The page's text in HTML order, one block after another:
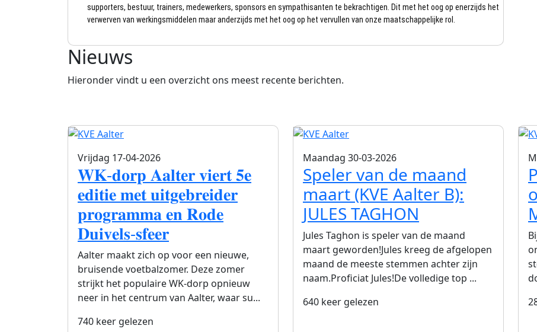
supporters, bestuur, trainers, medewerkers, sponsors en sympathisanten te bekrachtigen. Dit met het oog op enerzijds het
verwerven van werkingsmiddelen maar anderzijds met het oog op het vervullen van onze maatschappelijke rol.
Nieuws
Hieronder vindt u een overzicht ons meest recente berichten.
Vrijdag 17-04-2026
𝐖𝐊-𝐝𝐨𝐫𝐩 𝐀𝐚𝐥𝐭𝐞𝐫 𝐯𝐢𝐞𝐫𝐭 𝟓𝐞
𝐞𝐝𝐢𝐭𝐢𝐞 𝐦𝐞𝐭 𝐮𝐢𝐭𝐠𝐞𝐛𝐫𝐞𝐢𝐝𝐞𝐫
𝐩𝐫𝐨𝐠𝐫𝐚𝐦𝐦𝐚 𝐞𝐧 𝐑𝐨𝐝𝐞
𝐃𝐮𝐢𝐯𝐞𝐥𝐬-𝐬𝐟𝐞𝐞𝐫
Aalter maakt zich op voor een nieuwe,
bruisende voetbalzomer. Deze zomer
strijkt het populaire WK-dorp opnieuw
neer in het centrum van Aalter, waar su...
740 keer gelezen
Maandag 30-03-2026
Speler van de maand
maart (KVE Aalter B):
JULES TAGHON
Jules Taghon is speler van de maand
maart geworden!Jules kreeg de afgelopen
maand de meeste stemmen achter zijn
naam.Proficiat Jules!De volledige top ...
640 keer gelezen